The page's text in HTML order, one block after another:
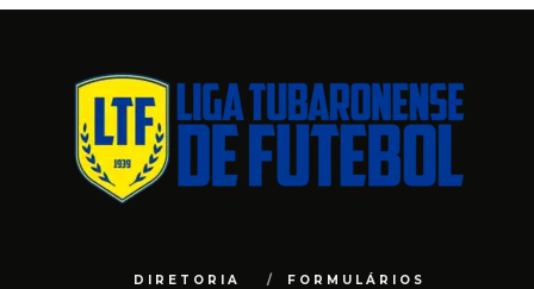
DIRETORIA
FORMULÁRIOS